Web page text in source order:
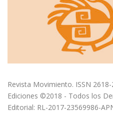
diciendo que inclusión
lenguaje de señas, o
braille. La discusión así
denominados grupos
logra que otros sectores
incluidas. La
esconde.
Revista Movimiento. ISSN
Ediciones ©2018 - Todos los
Editorial: RL-2017-23569986-